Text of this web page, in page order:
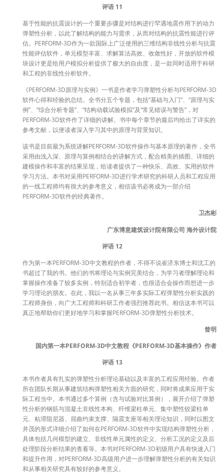
评语 11
基于性能的抗震设计的一个重要步骤是对结构进行罕遇地震作用下的动力
弹塑性分析，以此了解结构的能力与需求，从而对结构的抗震性能进行评
估。PERFORM-3D作为一款国际上广泛使用的三维结构非线性分析与抗震
性能评估软件，单元模型丰富、求解算法高效、收敛性好，开放的软件模
块设计更是给用户模拟分析提供了极大的自由度，是一款同时适用于科研
和工程的非线性分析软件。
《PERFORM-3D原理与实例》一书是作者学习弹塑性分析与PERFORM-3D
软件心得和经验的总结。全书分五个专题，包括“基础与入门”、“原理与实
例”、“综合分析专题”、“结构动载试验模拟”及“常见错误与警告”，对
PERFORM-3D软件作了详细的讲解。书中每个章节的最后均给出了详实的
参考文献，以便读者深入学习其中的原理与背景知识。
该书是目前最为系统讲解PERFORM-3D软件操作与基本原理的著作，全书
采用由浅入深、原理与算例相结合的讲解方式，配合精美的插图、详细的
建模操作和丰富的结果呈现，给读者提供了一种快乐、高效、实用的软件
学习方法。本书对采用PERFORM-3D进行学术研究的科研人员和工程应用
的一线工程师均有很大的参考意义，相信该书必将成为一部介绍
PERFORM-3D软件的经典著作。
卫杰彬
广东博意建筑设计院有限公司 海外设计院
评语 12
作为第一本PERFORM-3D中文教程的作者，不得不说崔济东博士和沈工的
书超过了我的书。他们的书将理论与实例完美结合，为学习者理解理论和
掌握操作准备了较多实例，特别适合初学者，也很适合会操作而想进一步
学习理论的朋友。在此，我以一名从事三年多实际工程弹塑性分析实践的
工程师身份，向广大工程师和科研工作者强烈推荐此书。相信这本书可以
真正地帮助你们更好地学习和掌握PERFORM-3D弹塑性分析技术。
曾明
国内第一本PERFORM-3D中文教程《PERFORM-3D基本操作》作者
评语 13
本书作者具有扎实的弹塑性分析理论基础以及丰富的工程应用经验。作者
所在团队长期从事建筑结构弹塑性相关方面的研究，同时将成果应用于实
际工程当中。本书通过多个算例（含与试验对比算例），展开介绍了弹塑
性分析的钢筋与混凝土非线性本构、纤维梁柱单元、集中塑性铰梁柱单
元、粘滞阻尼器、屈曲约束支撑、隔震支座等相关理论知识，同时以图文
并茂的形式详细介绍了如何在PERFORM-3D软件中实现结构弹塑性分析，
具体包括几何模型的建立、非线性单元属性的定义、分析工况的定义及后
处理阶段分析结果的查看等。本书对PERFORM-3D初级用户具有快速入门
和提升作用，对PERFORM-3D高级用户进一步理解弹塑性分析的有关知识
和从事相关研究具有较好的参考意义。